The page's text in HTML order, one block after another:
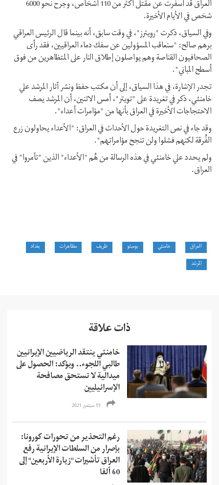
العراق قد أسفرت عن مقتل أكثر من 110 أشخاص، وجرح نحو 6000
شخص في الأيام الأخيرة.
وفي السياق، ذكرت "رويترز"، في وقت سابق، أنه بينما قال الرئيس العراقي
برهم صالح: "سنعاقب المسؤولین عن سفك دماء العراقيين، فقد رأى
الصحافيون القناصة وهم يواصلون إطلاق النار على المتظاهرين من فوق
أسطح المباني".
تجدر الإشارة، في هذا السياق، إلى أن مكتب حفظ ونشر آثار المرشد علي
خامنئي، ذكر في تغريدة على "تويتر"، أمس الاثنين، أن المرشد يصف
الاحتجاجات الأخيرة في العراق بأنها من "مؤامرات أعداء".
وقد جاء في نص التغريدة حول الأحداث في العراق: "الأعداء يحاولون زرع
الفُرقة لكنهم فشلوا ولن تنجح مؤامراتهم".
ولم يحدد علي خامنئي في هذه الرسالة من هُم "الأعداء" الذين "تآمروا" في
العراق.
العراق خامنئي بومبئو ظريف مظاهرات
بغداد
المرشد
ذات علاقة
خامنئي ينتقد الرياضيين الإيرانيين
طالبي اللجوء.. ويؤكد: الحصول على
ميدالية لا تستحق مصافحة
الإسرائيليين
19 سبتمبر 2021
رغم التحذير من تحورات كورونا:
بإصرار من السلطات الإيرانية رفع
العراق تأشيرات "زيارة الأربعين" إلى
60 ألفا